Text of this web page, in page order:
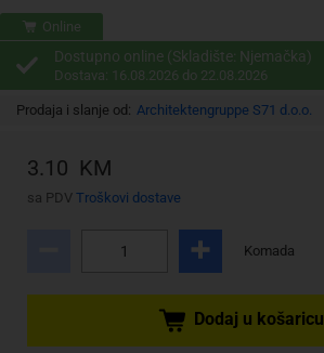
Online
Dostupno online (Skladište: Njemačka)
Dostava: 16.08.2026 do 22.08.2026
Prodaja i slanje od: Architektengruppe S71 d.o.o.
3.10 KM
sa PDV Troškovi dostave
Komada
Dodaj u košaricu